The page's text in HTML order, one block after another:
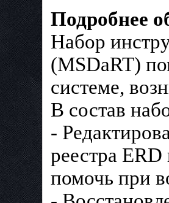
Подробнее
Набор
(MSDaRT)
системе,
В состав
-
реестра ERD
помочь при